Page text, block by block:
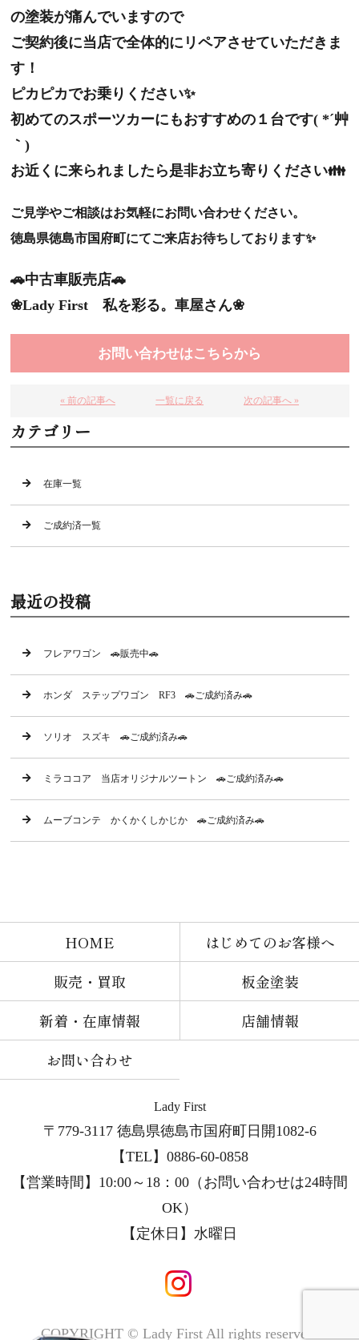
の塗装が痛んでいますので
ご契約後に当店で全体的にリペアさせていただきま
す！
ピカピカでお乗りください✨
初めてのスポーツカーにもおすすめの１台です( *´艸
｀)
お近くに来られましたら是非お立ち寄りください👪
ご見学やご相談はお気軽にお問い合わせください。
徳島県徳島市国府町にてご来店お待ちしております✨
🚗中古車販売店🚗
❀Lady First 私を彩る。車屋さん❀
お問い合わせはこちらから
« 前の記事へ 一覧に戻る 次の記事へ »
カテゴリー
在庫一覧
ご成約済一覧
最近の投稿
フレアワゴン 🚗販売中🚗
ホンダ ステップワゴン RF3 🚗ご成約済み🚗
ソリオ スズキ 🚗ご成約済み🚗
ミラココア 当店オリジナルツートン 🚗ご成約済み🚗
ムーブコンテ かくかくしかじか 🚗ご成約済み🚗
HOME
はじめてのお客様へ
販売・買取
板金塗装
新着・在庫情報
店舗情報
お問い合わせ
Lady First
〒779-3117 徳島県徳島市国府町日開1082-6
【TEL】0886-60-0858
【営業時間】10:00～18：00（お問い合わせは24時間
OK）
【定休日】 水曜日
COPYRIGHT © Lady First All rights reserved.